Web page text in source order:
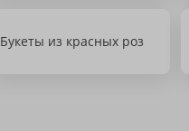
Букеты из красных роз